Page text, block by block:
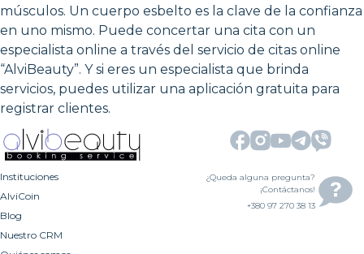
músculos. Un cuerpo esbelto es la clave de la confianza
en uno mismo. Puede concertar una cita con un
especialista online a través del servicio de citas online
“AlviBeauty”. Y si eres un especialista que brinda
servicios, puedes utilizar una aplicación gratuita para
registrar clientes.
Instituciones
AlviCoin
Blog
Nuestro CRM
¿Queda alguna pregunta?
¡Contáctanos!
+380 97 270 38 13